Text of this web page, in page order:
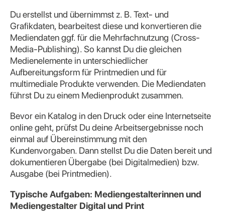
Du erstellst und übernimmst z. B. Text- und
Grafikdaten, bearbeitest diese und konvertieren die
Mediendaten ggf. für die Mehrfachnutzung (Cross-
Media-Publishing). So kannst Du die gleichen
Medienelemente in unterschiedlicher
Aufbereitungsform für Printmedien und für
multimediale Produkte verwenden. Die Mediendaten
führst Du zu einem Medienprodukt zusammen.
Bevor ein Katalog in den Druck oder eine Internetseite
online geht, prüfst Du deine Arbeitsergebnisse noch
einmal auf Übereinstimmung mit den
Kundenvorgaben. Dann stellst Du die Daten bereit und
dokumentieren Übergabe (bei Digitalmedien) bzw.
Ausgabe (bei Printmedien).
Typische Aufgaben: Mediengestalterinnen und
Mediengestalter Digital und Print